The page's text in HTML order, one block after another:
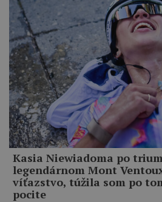
Kasia Niewiadoma po
legendárnom Mont
víťazstvo, túžila som po
pocite